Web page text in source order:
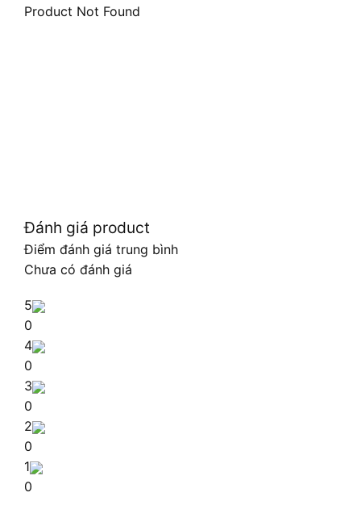
Product Not Found
Đánh giá product
Điểm đánh giá trung bình
Chưa có đánh giá
5
0
4
0
3
0
2
0
1
0